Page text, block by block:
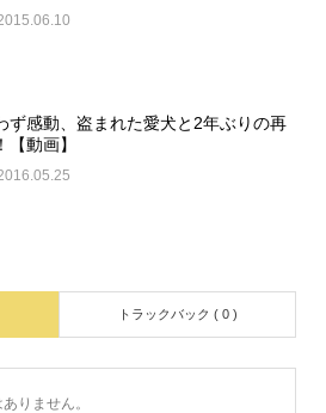
ず感動、盗まれた愛犬と2年ぶりの再
【動画】
トラックバック ( 0 )
りません。